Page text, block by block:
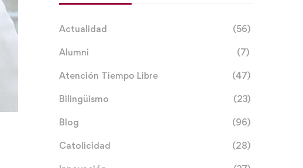
Actualidad (56)
Alumni (7)
Atención Tiempo Libre (47)
Bilingüismo (23)
Blog (96)
Catolicidad (28)